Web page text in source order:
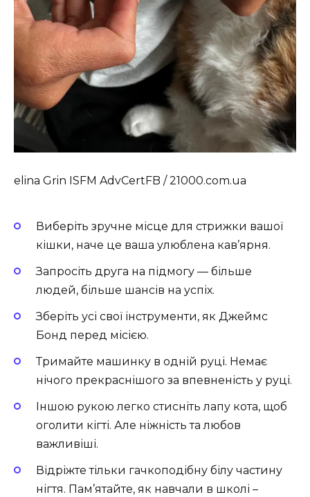
elina Grin ISFM AdvCertFB / 21000.com.ua
Виберіть зручне місце для стрижки вашої
кішки, наче це ваша улюблена кав’ярня.
Запросіть друга на підмогу — більше
людей, більше шансів на успіх.
Зберіть усі свої інструменти, як Джеймс
Бонд перед місією.
Тримайте машинку в одній руці. Немає
нічого прекраснішого за впевненість у руці.
Іншою рукою легко стисніть лапу кота, щоб
оголити кігті. Але ніжність та любов
важливіші.
Відріжте тільки гачкоподібну білу частину
нігтя. Пам’ятайте, як навчали в школі –